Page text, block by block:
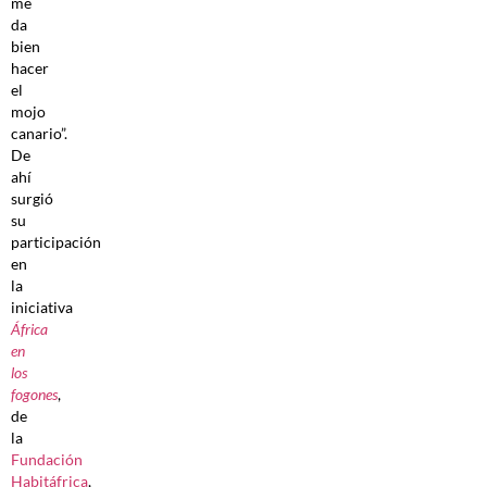
da
bien
hacer
el
mojo
canario”.
De
ahí
surgió
su
participación
en
la
iniciativa
África
en
los
fogones,
de
la
Fundación
Habitáfrica,